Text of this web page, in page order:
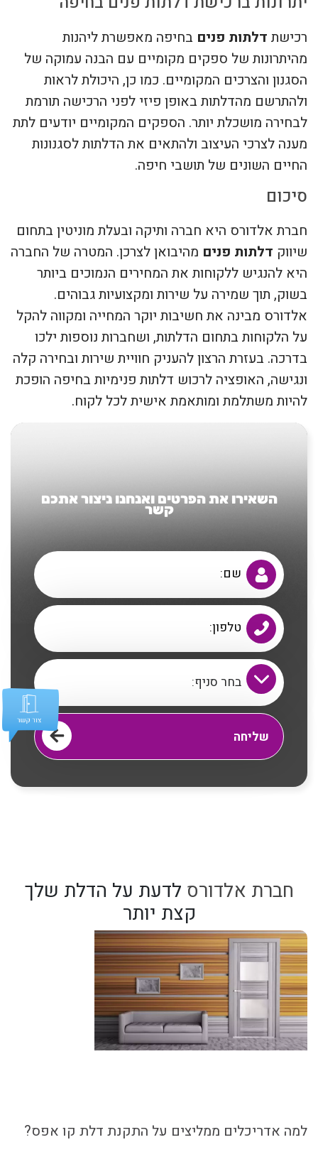
רכישת דלתות פנים בחיפה מאפשרת ליהנות
מהיתרונות של ספקים מקומיים עם הבנה עמוקה של
הסגנון והצרכים המקומיים. כמו כן, היכולת לראות
ולהתרשם מהדלתות באופן פיזי לפני הרכישה תורמת
לבחירה מושכלת יותר. הספקים המקומיים יודעים לתת
מענה לצרכי העיצוב ולהתאים את הדלתות לסגנונות
החיים השונים של תושבי חיפה.
סיכום
חברת אלדורס היא חברה ותיקה ובעלת מוניטין בתחום
שיווק דלתות פנים מהיבואן לצרכן. המטרה של החברה
היא להנגיש ללקוחות את המחירים הנמוכים ביותר
בשוק, תוך שמירה על שירות ומקצועיות גבוהים.
אלדורס מבינה את חשיבות יוקר המחייה ומקווה להקל
על הלקוחות בתחום הדלתות, ושחברות נוספות ילכו
בדרכה. בעזרת הרצון להעניק חוויית שירות ובחירה קלה
ונגישה, האופציה לרכוש דלתות פנימיות בחיפה הופכת
להיות משתלמת ומותאמת אישית לכל לקוח.
השאירו את הפרטים ואנחנו ניצור אתכם
קשר
חברת אלדורס לדעת על הדלת שלך
קצת יותר
למה אדריכלים ממליצים על התקנת דלת קו אפס?